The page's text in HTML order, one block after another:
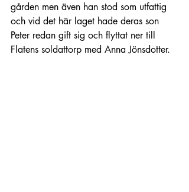
gården men även han stod som utfattig
och vid det här laget hade deras son
Peter redan gift sig och flyttat ner till
Flatens soldattorp med Anna Jönsdotter.